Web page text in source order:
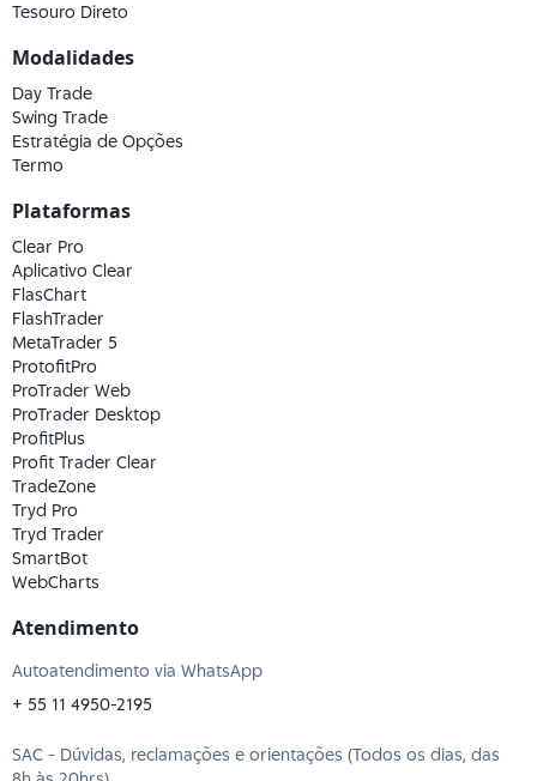
Tesouro Direto
Modalidades
Day Trade
Swing Trade
Estratégia de Opções
Termo
Plataformas
Clear Pro
Aplicativo Clear
FlasChart
FlashTrader
MetaTrader 5
ProtofitPro
ProTrader Web
ProTrader Desktop
ProfitPlus
Profit Trader Clear
TradeZone
Tryd Pro
Tryd Trader
SmartBot
WebCharts
Atendimento
Autoatendimento via WhatsApp
+ 55 11 4950-2195
SAC - Dúvidas, reclamações e orientações (Todos os dias, das